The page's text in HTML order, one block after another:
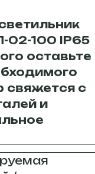
02-100 IP65
оставьте
свяжется с
и